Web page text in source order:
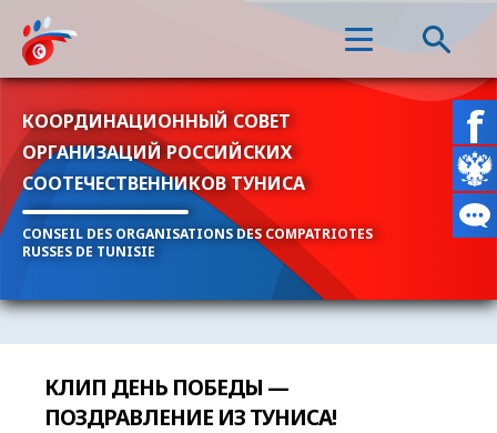
КООРДИНАЦИОННЫЙ СОВЕТ
ОРГАНИЗАЦИЙ РОССИЙСКИХ
СООТЕЧЕСТВЕННИКОВ ТУНИСА
CONSEIL DES ORGANISATIONS DES COMPATRIOTES
RUSSES DE TUNISIE
КЛИП ДЕНЬ ПОБЕДЫ —
ПОЗДРАВЛЕНИЕ ИЗ ТУНИСА!